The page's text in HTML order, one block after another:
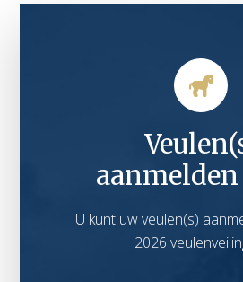
aanmelden
U kunt uw veulen(s)
2026